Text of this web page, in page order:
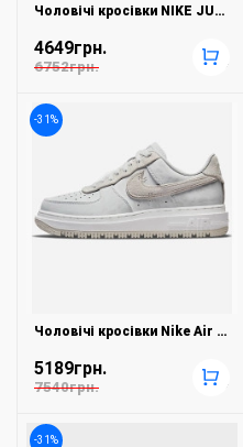
Чоловічі кросівки NIKE JUNIPER TRAIL 2 GTX FB2067-001
4649грн.
6752грн. +
-31%
Чоловічі кросівки Nike Air Force 1 Luxe DD9605-100
5189грн.
7540грн. +
-31%